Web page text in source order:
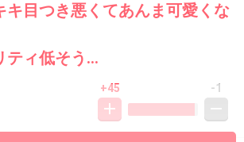
キ目つき悪くてあんま可愛くな
ティ低そう…
+45 -1